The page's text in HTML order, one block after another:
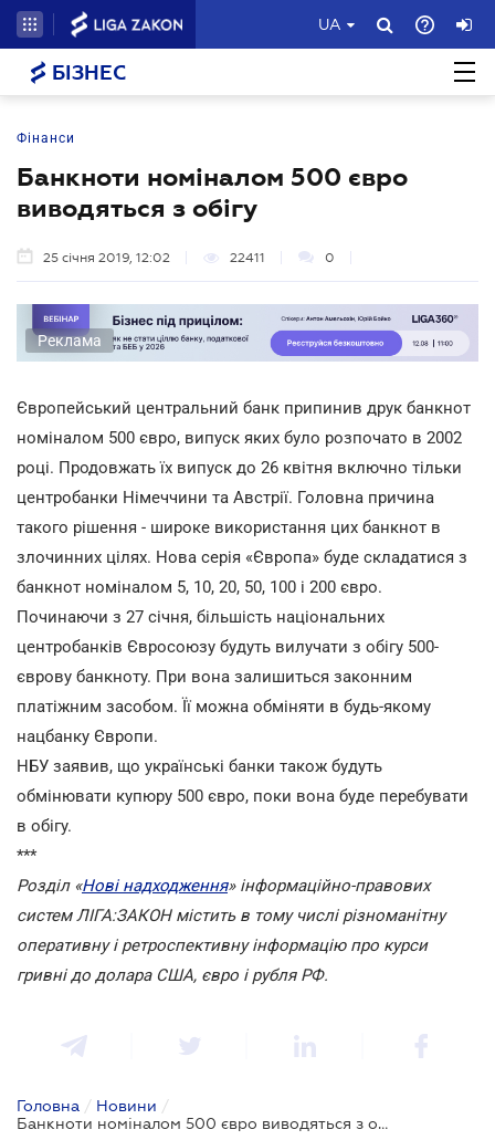
UA
БІЗНЕС
Фінанси
Банкноти номіналом 500 євро
виводяться з обігу
25 січня 2019, 12:02 22411 0
Реклама
Європейський центральний банк припинив друк банкнот
номіналом 500 євро, випуск яких було розпочато в 2002
році. Продовжать їх випуск до 26 квітня включно тільки
центробанки Німеччини та Австрії. Головна причина
такого рішення - широке використання цих банкнот в
злочинних цілях. Нова серія «Європа» буде складатися з
банкнот номіналом 5, 10, 20, 50, 100 і 200 євро.
Починаючи з 27 січня, більшість національних
центробанків Євросоюзу будуть вилучати з обігу 500-
єврову банкноту. При вона залишиться законним
платіжним засобом. Її можна обміняти в будь-якому
нацбанку Європи.
НБУ заявив, що українські банки також будуть
обмінювати купюру 500 євро, поки вона буде перебувати
в обігу.
***
Розділ «Нові надходження» інформаційно-правових
систем ЛІГА:ЗАКОН містить в тому числі різноманітну
оперативну і ретроспективну інформацію про курси
гривні до долара США, євро і рубля РФ.
Головна / Новини /
Банкноти номіналом 500 євро виводяться з обігу